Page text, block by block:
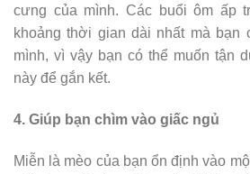
cưng của mình. Các buổi ôm ấp
khoảng thời gian dài nhất mà bạn
mình, vì vậy bạn có thể muốn tận
này để gắn kết.
4. Giúp bạn chìm vào giấc ngủ
Miễn là mèo của bạn ổn định vào